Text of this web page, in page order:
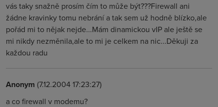
vás taky snažně prosím čím to může být???Firewall ani
žádne kravinky tomu nebrání a tak sem už hodně blízko,ale
pořád mi to nějak nejde...Mám dinamickou vIP ale ještě se
mi nikdy nezměnila,ale to mi je celkem na nic...Děkuji za
každou radu
Anonym (7.12.2004 17:23:27)
a co firewall v modemu?